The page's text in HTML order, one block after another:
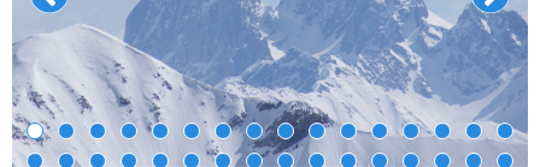
Развлечения
Календарь событий
Телеграм-канал
Гудаури
INFO